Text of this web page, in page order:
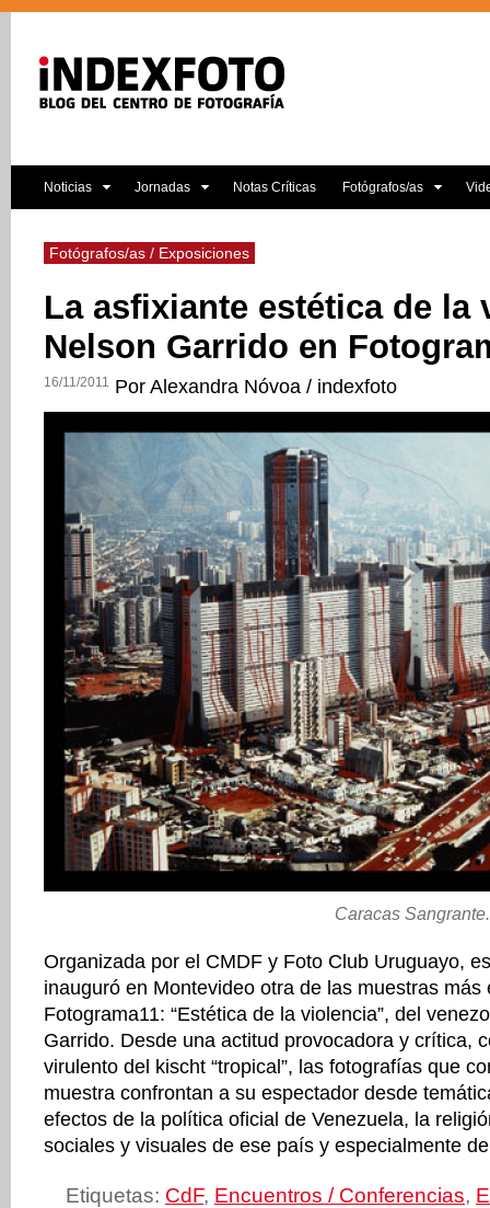
Noticias Jornadas Notas Críticas Fotógrafos/as
Fotógrafos/as / Exposiciones
La asfixiante estética de la
Nelson Garrido en
16/11/2011 Por Alexandra Nóvoa / indexfoto
Caracas
Organizada por el CMDF y Foto Club Uruguayo,
inauguró en Montevideo otra de las muestras más
Fotograma11: “Estética de la violencia”, del
Garrido. Desde una actitud provocadora y crítica,
virulento del kischt “tropical”, las fotografías que
muestra confrontan a su espectador desde
efectos de la política oficial de Venezuela, la
sociales y visuales de ese país y especialmente
Etiquetas: CdF, Encuentros / Conferencias,